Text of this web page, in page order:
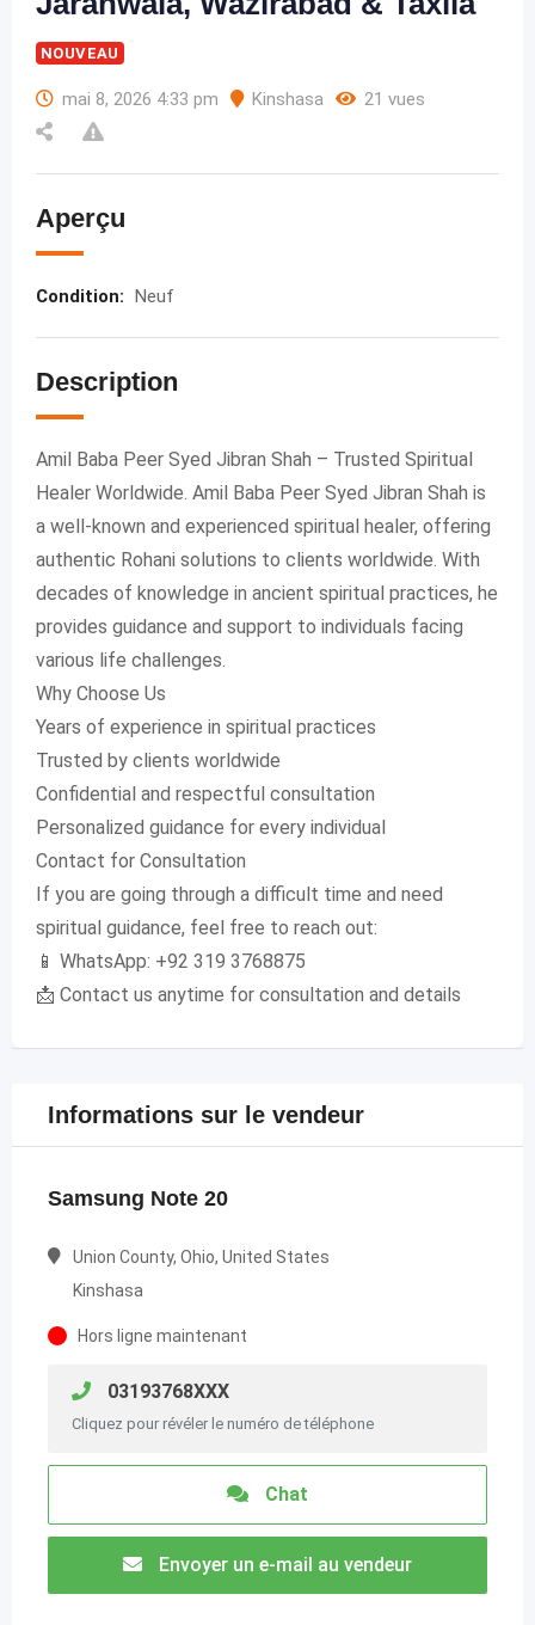
NOUVEAU
mai 8, 2026 4:33 pm Kinshasa 21 vues
Aperçu
Condition: Neuf
Description
Amil Baba Peer Syed Jibran Shah – Trusted Spiritual
Healer Worldwide. Amil Baba Peer Syed Jibran Shah is
a well-known and experienced spiritual healer, offering
authentic Rohani solutions to clients worldwide. With
decades of knowledge in ancient spiritual practices, he
provides guidance and support to individuals facing
various life challenges.
Why Choose Us
Years of experience in spiritual practices
Trusted by clients worldwide
Confidential and respectful consultation
Personalized guidance for every individual
Contact for Consultation
If you are going through a difficult time and need
spiritual guidance, feel free to reach out:
📱 WhatsApp: +92 319 3768875
📩 Contact us anytime for consultation and details
Informations sur le vendeur
Samsung Note 20
Union County, Ohio, United States
Kinshasa
Hors ligne maintenant
03193768XXX
Cliquez pour révéler le numéro de téléphone
Chat
Envoyer un e-mail au vendeur